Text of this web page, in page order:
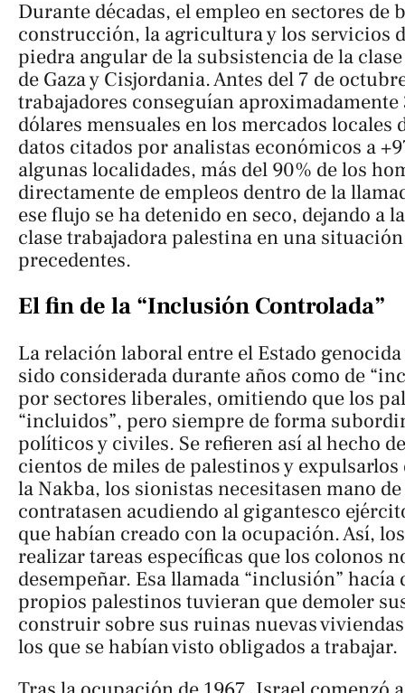
Durante décadas, el empleo en sectores de
construcción, la agricultura y los servicios
piedra angular de la subsistencia de la
de Gaza y Cisjordania. Antes del 7 de
trabajadores conseguían
dólares mensuales en los mercados locales
datos citados por analistas económicos a
algunas localidades, más del 90% de los
directamente de empleos dentro de la
ese flujo se ha detenido en seco, dejando a
clase trabajadora palestina en una
precedentes.
El fin de la “Inclusión Controlada”
La relación laboral entre el Estado
sido considerada durante años como de
por sectores liberales, omitiendo que los
“incluidos”, pero siempre de forma
políticos y civiles. Se refieren así al hecho
cientos de miles de palestinos y expulsarlos
la Nakba, los sionistas necesitasen mano
contratasen acudiendo al gigantesco
que habían creado con la ocupación. Así,
realizar tareas específicas que los colonos
desempeñar. Esa llamada “inclusión”
propios palestinos tuvieran que demoler
construir sobre sus ruinas nuevas
los que se habían visto obligados a trabajar.